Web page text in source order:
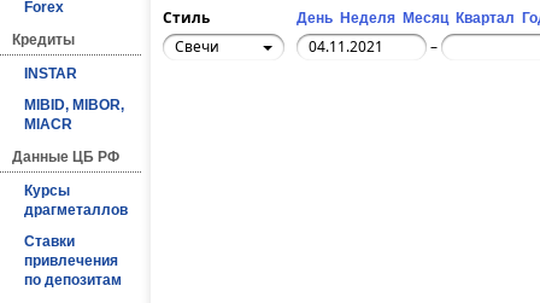
Forex
Кредиты
INSTAR
MIBID, MIBOR,
MIACR
Данные ЦБ РФ
Курсы
драгметаллов
Ставки
привлечения
по депозитам
Стиль
День Неделя Месяц Квартал
Свечи –